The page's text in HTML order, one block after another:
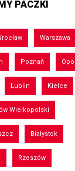
PACZKI
Warszawa
Poznań
Lublin Kielce
Wielkopolski
Białystok
Rzeszów